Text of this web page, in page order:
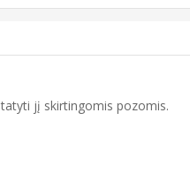
jį skirtingomis pozomis.